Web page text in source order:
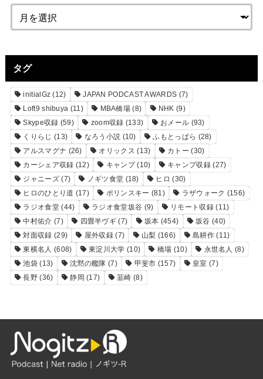
タグ
initialGz (12) JAPAN PODCAST AWARDS (7)
Loft9 shibuya (11) MBA橋場 (8) NHK (9)
Skype収録 (59) zoom収録 (133) おメール (93)
くりらじ (13) なろう小説 (10) ふもとっぱら (28)
アルスマグナ (26) オリックス (13) カトー (30)
カーシェア収録 (12) キャンプ(10) キャンプ収録(27)
ジャニーズ(7) ノギツ食堂 (18) ヒロ (30)
ヒロのひとり道 (17) ポリンスキー (81) ラザウォーク (156)
ラジオ食堂(44) ラジオ食堂坂谷 (9) リモート収録(11)
中村佑介 (7) 四畳半ヴギ (7) 坂本 (454) 坂谷 (40)
対面収録 (29) 屋外収録 (7) 山梨 (166) 島耕作(11)
東横名人 (608) 東淀川大学 (10) 橋場 (10) 永世名人 (8)
池袋 (13) 沈黙の艦隊 (7) 甲斐市 (157) 皇室 (7)
長野 (36) 静岡 (17) 韮崎 (8)